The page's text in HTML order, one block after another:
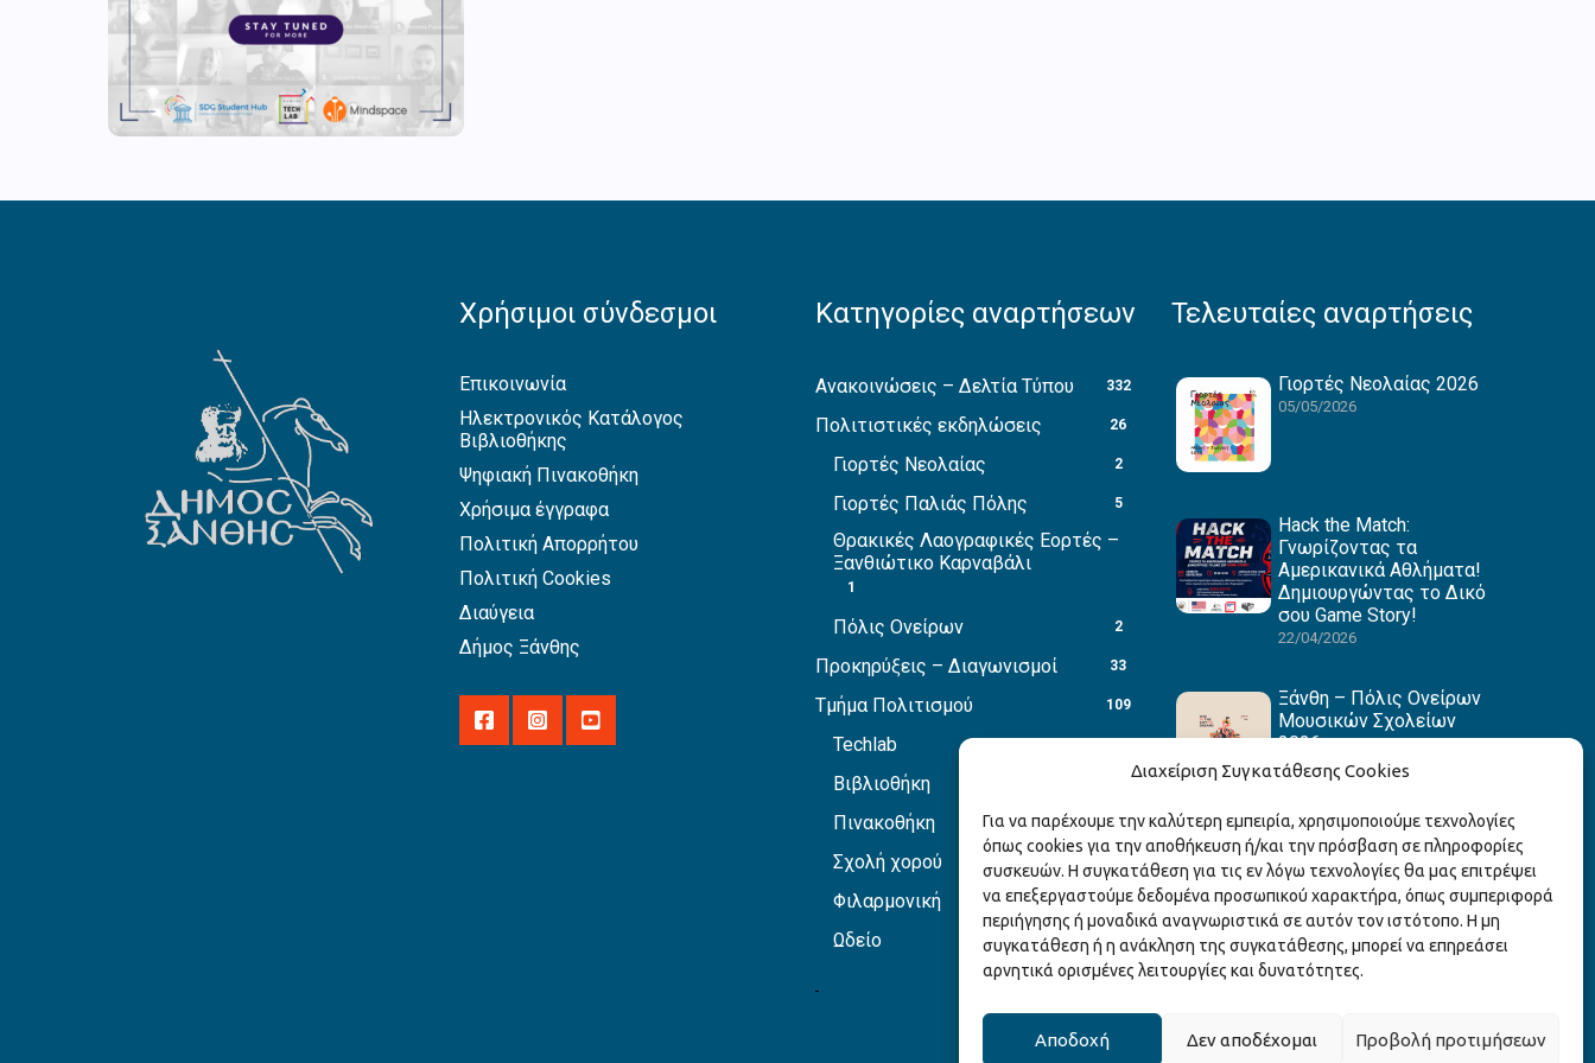
Διαχείριση Συγκατάθεσης Cookies
Για να παρέχουμε την καλύτερη εμπειρία, χρησιμοποιούμε τεχνολογίες
όπως cookies για την αποθήκευση ή/και την πρόσβαση σε πληροφορίες
συσκευών. Η συγκατάθεση για τις εν λόγω τεχνολογίες θα μας επιτρέψει
να επεξεργαστούμε δεδομένα προσωπικού χαρακτήρα, όπως συμπεριφορά
περιήγησης ή μοναδικά αναγνωριστικά σε αυτόν τον ιστότοπο. Η μη
συγκατάθεση ή η ανάκληση της συγκατάθεσης, μπορεί να επηρεάσει
αρνητικά ορισμένες λειτουργίες και δυνατότητες.
Αποδοχή Δεν αποδέχομαι Προβολή προτιμήσεων
Χρήσιμοι σύνδεσμοι
Επικοινωνία
Ηλεκτρονικός Κατάλογος
Βιβλιοθήκης
Ψηφιακή Πινακοθήκη
Χρήσιμα έγγραφα
Πολιτική Απορρήτου
Πολιτική Cookies
Διαύγεια
Δήμος Ξάνθης
Κατηγορίες αναρτήσεων
Ανακοινώσεις – Δελτία Τύπου 332
Πολιτιστικές εκδηλώσεις 26
Γιορτές Νεολαίας 2
Γιορτές Παλιάς Πόλης 5
Θρακικές Λαογραφικές Εορτές –
Ξανθιώτικο Καρναβάλι
1
Πόλις Ονείρων 2
Προκηρύξεις – Διαγωνισμοί 33
Τμήμα Πολιτισμού 109
Techlab
Βιβλιοθήκη
Πινακοθήκη 1
Σχολή χορού
Φιλαρμονική 1
Ωδείο 3
Τελευταίες αναρτήσεις
Γιορτές Νεολαίας 2026
05/05/2026
Hack the Match:
Γνωρίζοντας τα
Αμερικανικά Αθλήματα!
Δημιουργώντας το Δικό
σου Game Story!
22/04/2026
Ξάνθη – Πόλις Ονείρων
Μουσικών Σχολείων
2026
15/04/2026